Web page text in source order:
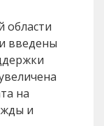
области
введены
на
и